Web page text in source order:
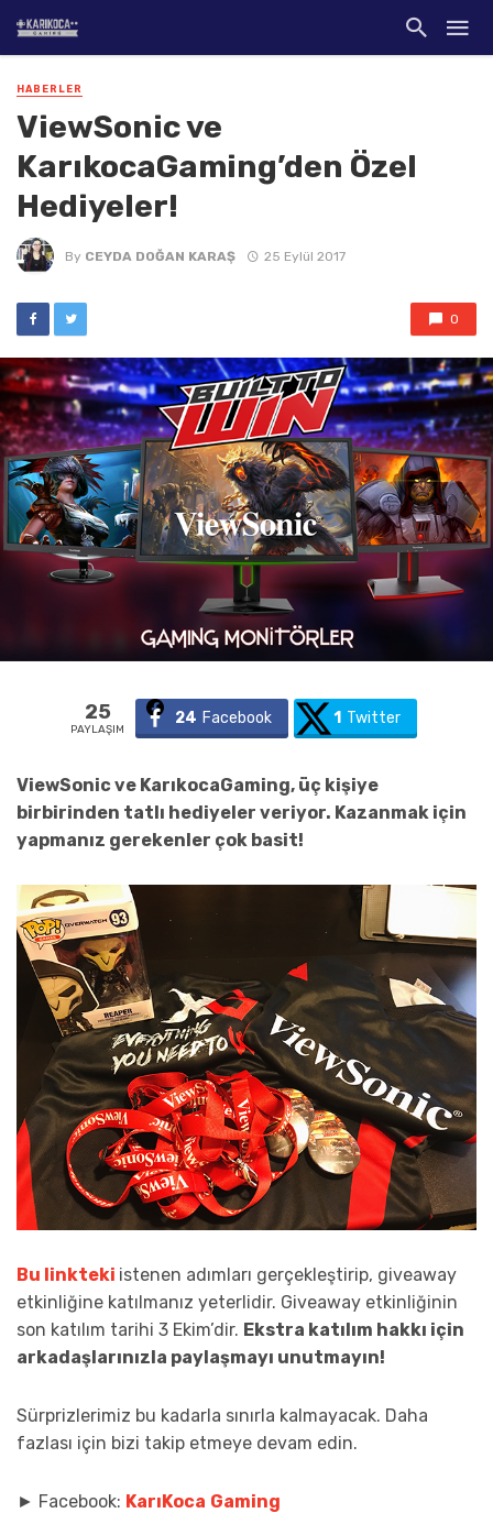
HABERLER
ViewSonic ve
KarıkocaGaming’den Özel
Hediyeler!
By CEYDA DOĞAN KARAŞ 25 Eylül 2017
0
25
PAYLAŞIM
24 Facebook 1 Twitter
ViewSonic ve KarıkocaGaming, üç kişiye
birbirinden tatlı hediyeler veriyor. Kazanmak için
yapmanız gerekenler çok basit!
Bu linkteki istenen adımları gerçekleştirip, giveaway
etkinliğine katılmanız yeterlidir. Giveaway etkinliğinin
son katılım tarihi 3 Ekim’dir. Ekstra katılım hakkı için
arkadaşlarınızla paylaşmayı unutmayın!
Sürprizlerimiz bu kadarla sınırla kalmayacak. Daha
fazlası için bizi takip etmeye devam edin.
► Facebook: KarıKoca Gaming